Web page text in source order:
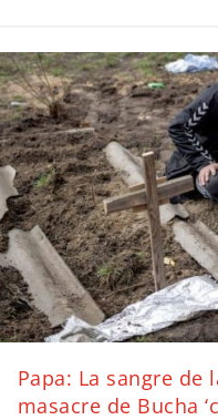
Papa: La sangre de
masacre de Bucha